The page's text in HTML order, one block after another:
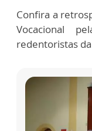
Confira a
Vocacional
redentoristas